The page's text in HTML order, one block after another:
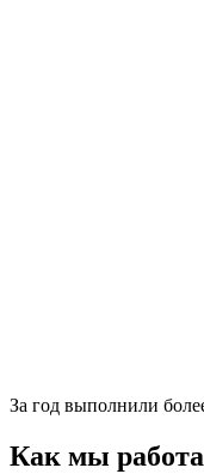
За год выполнили
Как мы